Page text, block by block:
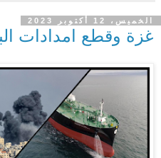
الخميس، 12 أكتوبر 2023
غزة وقطع امدادات